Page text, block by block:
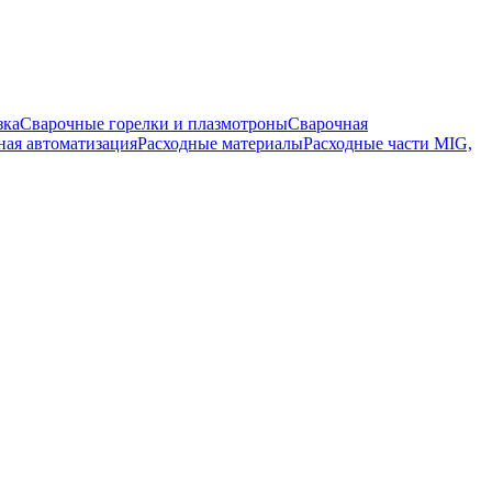
Сварочные горелки и плазмотроныСварочная
автоматизацияРасходные материалыРасходные части MIG,